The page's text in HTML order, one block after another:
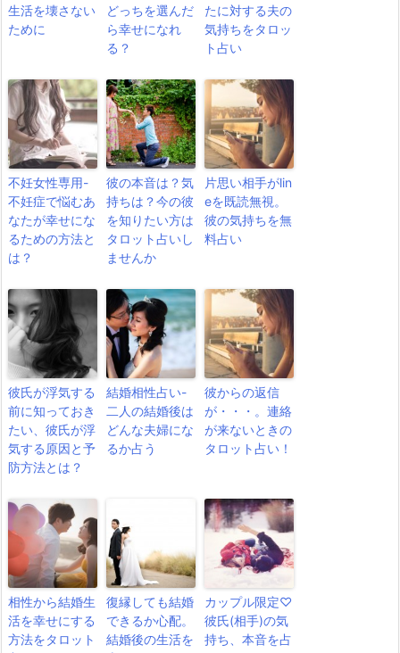
生活を壊さない
ために
どっちを選んだ
ら幸せになれ
る？
たに対する夫の
気持ちをタロッ
ト占い
不妊女性専用-
不妊症で悩むあ
なたが幸せにな
るための方法と
は？
彼の本音は？気
持ちは？今の彼
を知りたい方は
タロット占いし
ませんか
片思い相手がlin
eを既読無視。
彼の気持ちを無
料占い
彼氏が浮気する
前に知っておき
たい、彼氏が浮
気する原因と予
防方法とは？
結婚相性占い-
二人の結婚後は
どんな夫婦にな
るか占う
彼からの返信
が・・・。連絡
が来ないときの
タロット占い！
相性から結婚生
活を幸せにする
方法をタロット
復縁しても結婚
できるか心配。
結婚後の生活を
カップル限定♡
彼氏(相手)の気
持ち、本音を占